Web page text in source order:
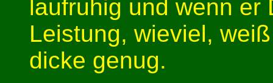
laufruhig und wenn er
Leistung, wieviel,
dicke genug.